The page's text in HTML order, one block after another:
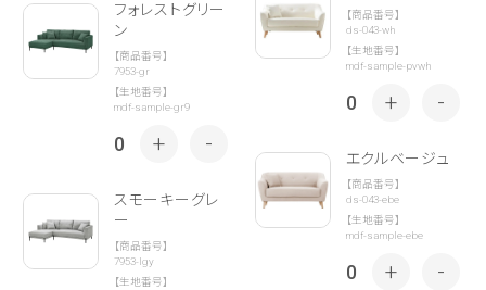
フォレストグリー
ン
【商品番号】
7953-gr
【生地番号】
mdf-sample-gr9
0 + -
スモーキーグレ
ー
【商品番号】
7953-lgy
【生地番号】
【商品番号】
ds-043-wh
【生地番号】
mdf-sample-pvwh
0 + -
エクルベージュ
【商品番号】
ds-043-ebe
【生地番号】
mdf-sample-ebe
0 + -